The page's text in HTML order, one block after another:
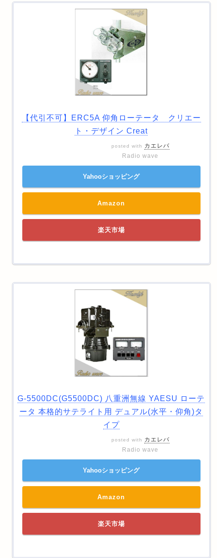
【代引不可】ERC5A 仰角ローテータ クリエー
ト・デザイン Creat
posted with
カエレバ
Radio wave
Yahooショッピング
Amazon
楽天市場
G-5500DC(G5500DC) 八重洲無線 YAESU ローテ
ータ 本格的サテライト用 デュアル(水平・仰角)タ
イプ
posted with
カエレバ
Radio wave
Yahooショッピング
Amazon
楽天市場